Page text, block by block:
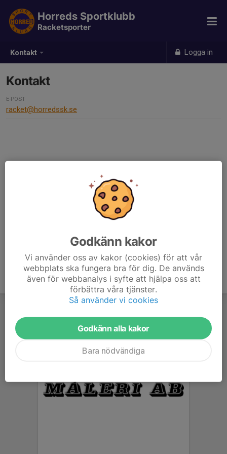
Kontakt Logga in
Horreds Sportklubb
Racketsporter
Kontakt
E-POST
racket@horredssk.se
Godkänn kakor
Vi använder oss av kakor (cookies) för att vår
webbplats ska fungera bra för dig. De används
även för webbanalys i syfte att hjälpa oss att
förbättra våra tjänster.
Så använder vi cookies
Godkänn alla kakor
Bara nödvändiga